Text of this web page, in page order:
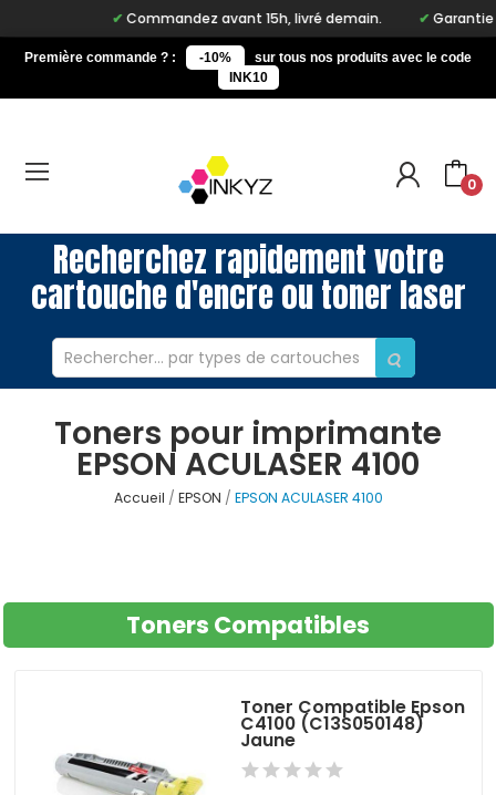
Commandez avant 15h, livré demain. Garantie à
Première commande ? : -10%
sur tous nos produits avec le code
INK10
0
Recherchez rapidement votre
cartouche d'encre ou toner laser
Toners pour imprimante
EPSON ACULASER 4100
Accueil EPSON EPSON ACULASER 4100
Toners Compatibles
Toner Compatible Epson
C4100 (C13S050148)
Jaune